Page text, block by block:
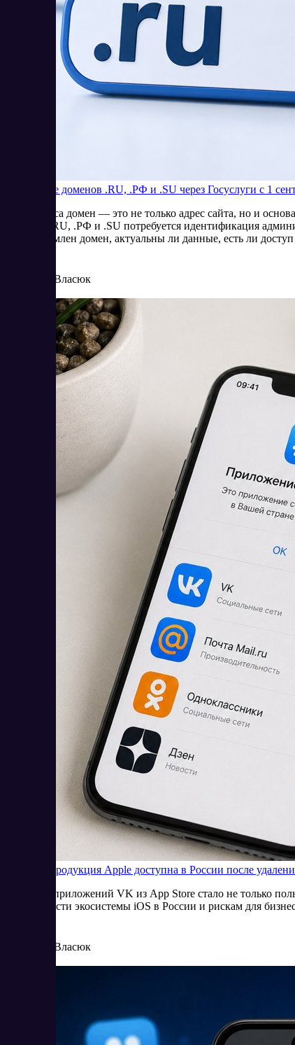
Продление доменов .RU, .РФ и .SU через Госуслуги с 1
Для бизнеса домен — это не только адрес сайта, но и
доменов .RU, .РФ и .SU потребуется идентификация
кого оформлен домен, актуальны ли данные, есть ли
Елена Власюк
Будет ли продукция Apple доступна в России после
Удаление приложений VK из App Store стало не только
устойчивости экосистемы iOS в России и рискам для
Елена Власюк